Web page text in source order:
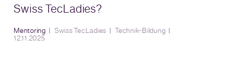
Swiss TecLadies?
Mentoring Swiss TecLadies
Technik-Bildung
12.11.2025